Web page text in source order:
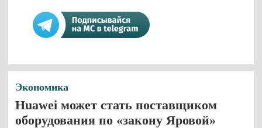
Экономика
Huawei может стать поставщиком
оборудования по «закону Яровой»